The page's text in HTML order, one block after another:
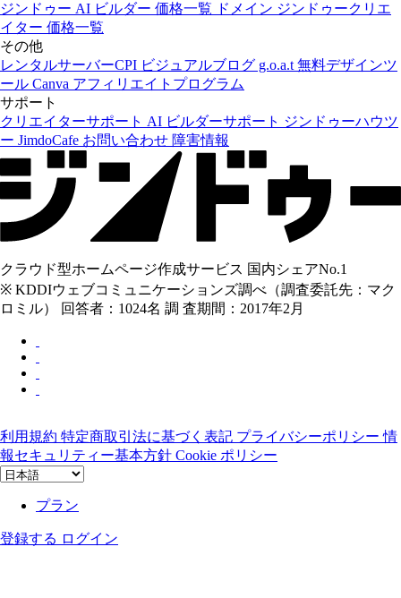
ジンドゥー AI ビルダー 価格一覧 ドメイン ジンドゥークリエ
イター 価格一覧
その他
レンタルサーバーCPI ビジュアルブログ g.o.a.t 無料デザインツ
ール Canva アフィリエイトプログラム
サポート
クリエイターサポート AI ビルダーサポート ジンドゥーハウツ
ー JimdoCafe お問い合わせ 障害情報
クラウド型ホームページ作成サービス 国内シェアNo.1
※ KDDIウェブコミュニケーションズ調べ（調査委託先：マク
ロミル） 回答者：1024名 調 査期間：2017年2月
利用規約 特定商取引法に基づく表記 プライバシーポリシー情
報セキュリティー基本方針 Cookie ポリシー
プラン
登録する ログイン